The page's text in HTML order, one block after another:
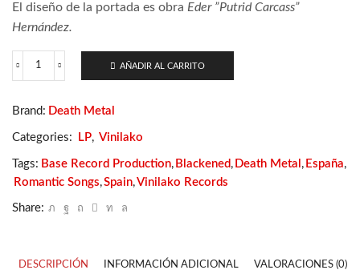
El diseño de la portada es obra Eder ”Putrid Carcass”
Hernández.
Perpetual
Mori
AÑADIR AL CARRITO
Brand: Death Metal
Categories: LP, Vinilako
Tags: Base Record Production, Blackened, Death Metal , España,
Romantic Songs,Spain,Vinilako Records
Share:
DESCRIPCIÓN INFORMACIÓN ADICIONAL VALORACIONES (0)